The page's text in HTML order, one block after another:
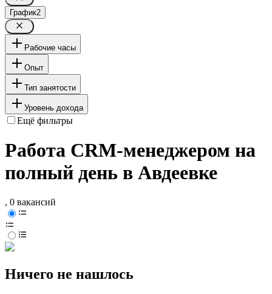
График2
Рабочие часы
Опыт
Тип занятости
Уровень дохода
Ещё фильтры
Работа CRM-менеджером на
полный день в Авдеевке
, 0 вакансий
Ничего не нашлось